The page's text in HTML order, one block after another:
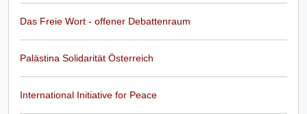
Das Freie Wort - offener Debattenraum
Palästina Solidarität Österreich
International Initiative for Peace